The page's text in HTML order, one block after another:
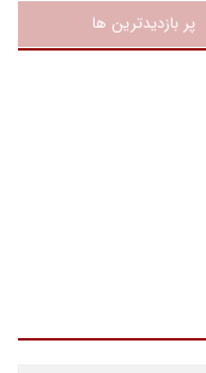
پر بازدیدترین ها